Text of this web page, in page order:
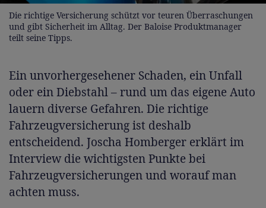
Die richtige Versicherung schützt vor teuren Überraschungen
und gibt Sicherheit im Alltag. Der Baloise Produktmanager
teilt seine Tipps.
Ein unvorhergesehener Schaden, ein Unfall
oder ein Diebstahl – rund um das eigene Auto
lauern diverse Gefahren. Die richtige
Fahrzeugversicherung ist deshalb
entscheidend. Joscha Homberger erklärt im
Interview die wichtigsten Punkte bei
Fahrzeugversicherungen und worauf man
achten muss.